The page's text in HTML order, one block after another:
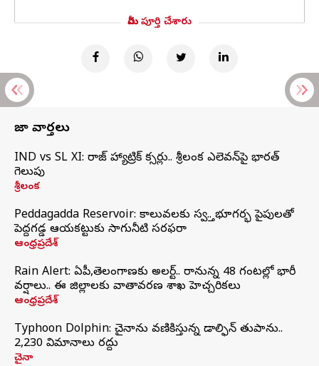
మీరు పూర్తి చేశారు
తాజా వార్తలు
IND vs SL XI: సిరాజ్‌ హ్యాట్రిక్‌ సిక్సర్లు.. శ్రీలంక ఎలెవన్‌పై భారత్‌
గెలుపు
శ్రీలంక
Peddagadda Reservoir: కాలువలకు స్వస్తి.. భూగర్భ పైపులతో
పెద్దగడ్డ ఆయకట్టుకు సాగునీటి సరఫరా
ఆంధ్రప్రదేశ్
Rain Alert: ఏపీ,తెలంగాణకు అలర్ట్.. రానున్న 48 గంటల్లో భారీ
వర్షాలు.. ఈ జిల్లాలకు వాతావరణ శాఖ హెచ్చరికలు
ఆంధ్రప్రదేశ్
Typhoon Dolphin: చైనాను వణికిస్తున్న డాల్ఫిన్‌ తుపాను..
2,230 విమానాలు రద్దు
చైనా